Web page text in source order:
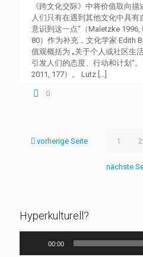
《跨文化交际》中将价值取向描
人们只有在遇到其他文化中具
意识到这一点“（Maletzke 1996,
80）作为补充，文化学家 Edith
值观概括为 „关于个人或社区生
引发人们的态度、行动和计划“
2011, 177）。 Lutz […]
0
vorherige Seite 1 2
nächste
Hyperkulturell?
00:00